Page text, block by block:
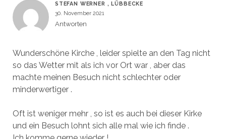
STEFAN WERNER , LÜBBECKE
30. November 2021
Antworten
Wunderschöne Kirche , leider spielte an den Tag nicht
so das Wetter mit als ich vor Ort war , aber das
machte meinen Besuch nicht schlechter oder
minderwertiger .
Oft ist weniger mehr , so ist es auch bei dieser Kirke
und ein Besuch lohnt sich alle mal wie ich finde .